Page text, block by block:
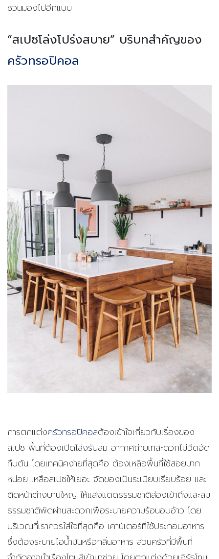
ชวนมองไปอีกแบบ
“สเปซโล่งโปร่งสบาย” บริบทสำคัญของ
ครัวทรอปิคอล
การตกแต่งครัวทรอปิคอลต้องเข้าใจเกี่ยวกับเรื่องของ
สเปซ พื้นที่ต้องเปิดโล่งรับลม อากาศถ่ายเทสะดวกไม่อึดอัด
ทึบตัน โดยเทคนิคง่ายที่สุดคือ ต้องเหลือพื้นที่ใช้สอยมาก
หน่อย เหลือสเปซให้เยอะ จัดของเป็นระเบียบเรียบร้อย และ
ติดหน้าต่างบานใหญ่ ให้แสงแดดธรรมชาติส่องเข้าถึงและลม
ธรรมชาติพัดผ่านสะดวกเพื่อระบายความร้อนอบอ้าว โดย
บริเวณที่เราควรใส่ใจที่สุดคือ เคาน์เตอร์ที่ใช้ประกอบอาหาร
ซึ่งต้องระบายไอน้ำมันหรือกลิ่นอาหาร ส่วนครัวที่มีพื้นที่